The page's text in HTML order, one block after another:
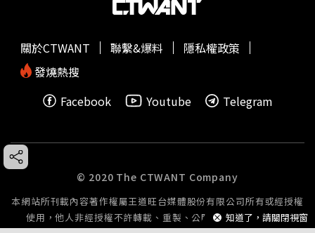
知道了，請關閉視窗
關於CTWANT 聯繫&爆料
隱私權政策
發燒熱搜
Facebook
Youtube Telegram
© 2020 The CTWANT Company
本網站所刊載內容著作權屬王道旺台媒體股份有限公司所有或經授權
使用，他人非經授權不許轉載、重製、公開播送或公開傳輸。